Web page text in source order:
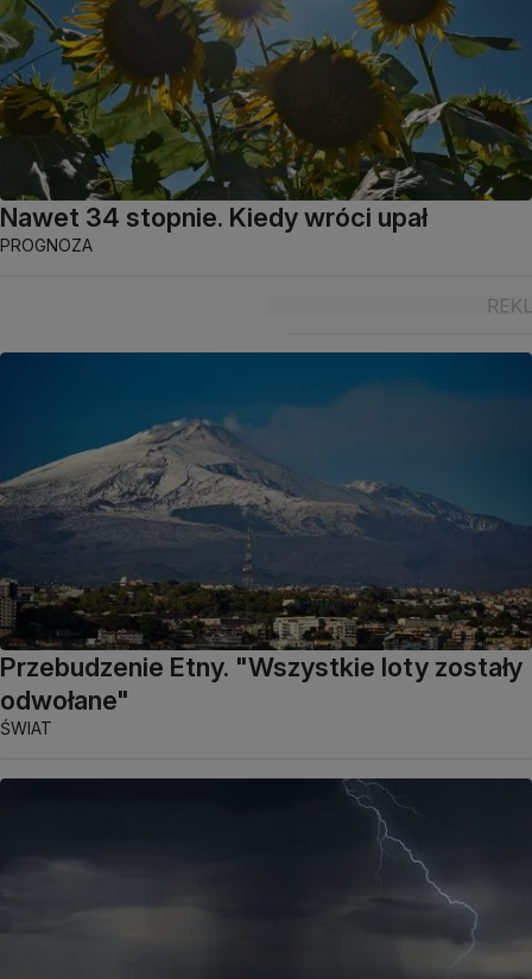
Nawet 34 stopnie. Kiedy wróci upał
PROGNOZA
Przebudzenie Etny. "Wszystkie loty zostały
odwołane"
ŚWIAT